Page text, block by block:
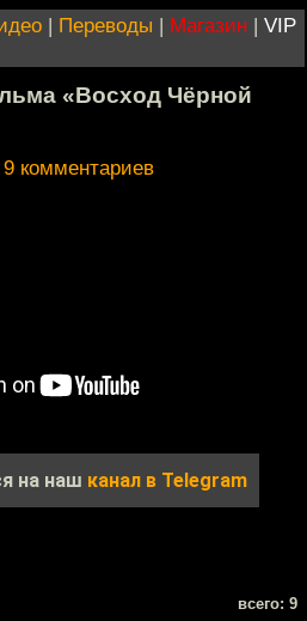
| Переводы | Магазин | VIP
«Восход Чёрной
9 комментариев
на наш канал в Telegram
всего: 9